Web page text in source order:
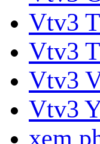
Vtv3
Vtv3
Vtv3
Vtv3
xem